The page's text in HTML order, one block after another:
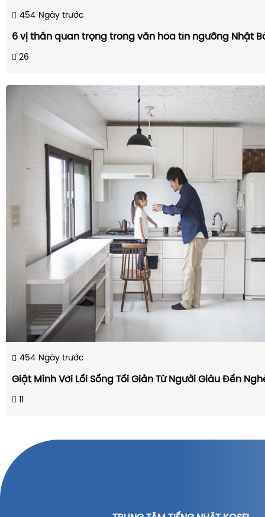
454 Ngày trước
6 vị thần quan trọng trong văn hóa tín ngưỡng Nhật
26
454 Ngày trước
Giật Mình Với Lối Sống Tối Giản Từ Người Giàu Đến
11